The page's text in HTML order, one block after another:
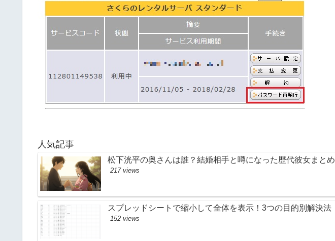
人気記事
松下洸平の奥さんは誰？結婚相手と噂になった歴代彼女まとめ
217 views
スプレッドシートで縮小して全体を表示！3つの目的別解決法
152 views